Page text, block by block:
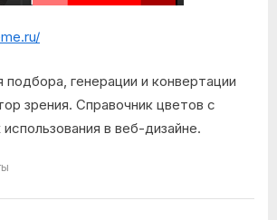
генерации и конвертации
зрения. Справочник цветов с
в веб-дизайне.